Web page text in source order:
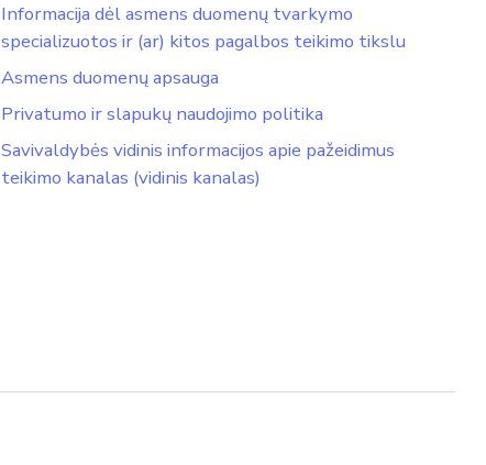
Informacija dėl asmens duomenų tvarkymo
specializuotos ir (ar) kitos pagalbos teikimo tikslu
Asmens duomenų apsauga
Privatumo ir slapukų naudojimo politika
Savivaldybės vidinis informacijos apie pažeidimus
teikimo kanalas (vidinis kanalas)